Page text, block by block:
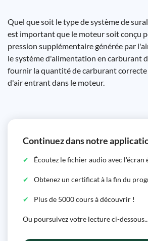
Quel que soit le type de système de
est important que le moteur soit conçu
pression supplémentaire générée par
le système d'alimentation en carburant
fournir la quantité de carburant
d'air entrant dans le moteur.
Continuez dans notre
Écoutez le fichier audio avec l'écran
Obtenez un certificat à la fin du
Plus de 5000 cours à découvrir !
Ou poursuivez votre lecture ci-